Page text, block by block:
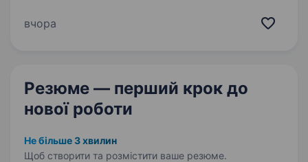
національну мережу офісів продажу,
вчора
Резюме — перший крок до
нової роботи
Не більше 3 хвилин
Щоб створити та розмістити ваше резюме.